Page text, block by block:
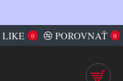
LIKE 0 POROVNAŤ 0